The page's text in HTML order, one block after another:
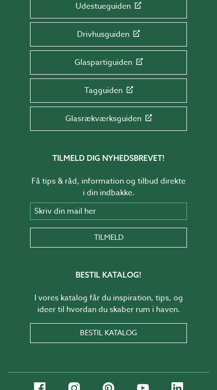
Udestueguiden
Drivhusguiden
Glaspartiguiden
Tagguiden
Glasrækværksguiden
TILMELD DIG NYHEDSBREVET!
Få tips & råd, information og tilbud direkte
i din indbakke.
Skriv din mail her
TILMELD
BESTIL KATALOG!
I vores katalog får du inspiration, tips, og
ideer til hvordan du skaber rum i haven.
BESTIL KATALOG